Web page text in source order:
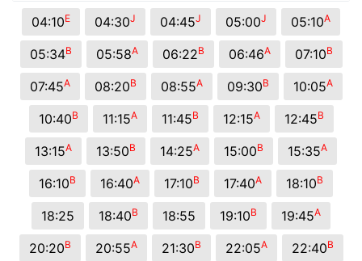
04:10E 04:30J 04:45J 05:00J 05:10A
05:34B 05:58A 06:22B 06:46A 07:10B
07:45A 08:20B 08:55A 09:30B 10:05A
10:40B 11:15A 11:45B 12:15A 12:45B
13:15A 13:50B 14:25A 15:00B 15:35A
16:10B 16:40A 17:10B 17:40A 18:10B
18:25 18:40B 18:55 19:10B 19:45A
20:20B 20:55A 21:30B 22:05A 22:40B